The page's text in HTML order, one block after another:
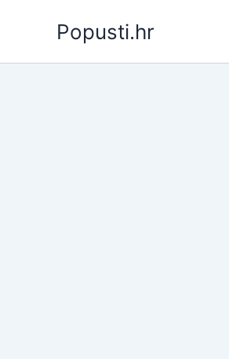
Popusti.hr